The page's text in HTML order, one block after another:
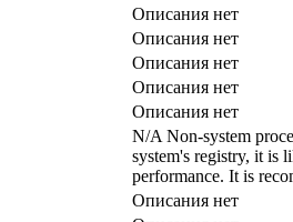
Описания нет
Описания нет
Описания нет
Описания нет
Описания нет
N/A Non-system
system's registry, it is
performance. It is
Описания нет